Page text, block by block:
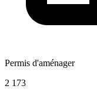
Permis d'aménager
2 173